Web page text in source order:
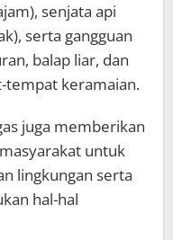
senjata api
serta gangguan
balap liar, dan
tempat keramaian.
juga memberikan
untuk
lingkungan serta
hal-hal